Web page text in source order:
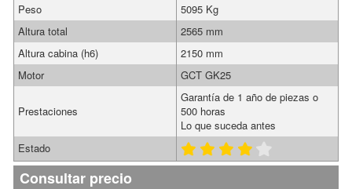
Peso
5095 Kg
Altura total
2565 mm
Altura cabina (h6)
2150 mm
Motor
GCT GK25
Prestaciones
Garantía de 1 año de piezas o
500 horas
Lo que suceda antes
Estado
Consultar precio